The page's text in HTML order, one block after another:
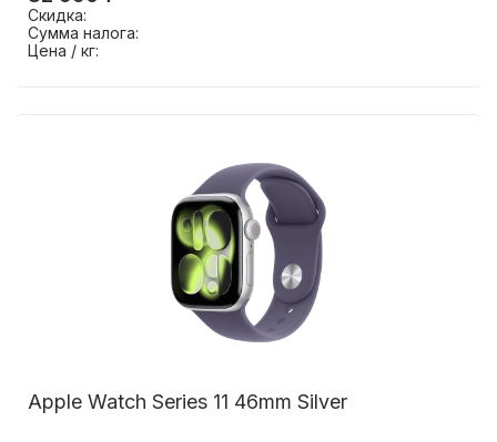
Скидка:
Сумма налога:
Цена / кг:
Apple Watch Series 11 46mm Silver